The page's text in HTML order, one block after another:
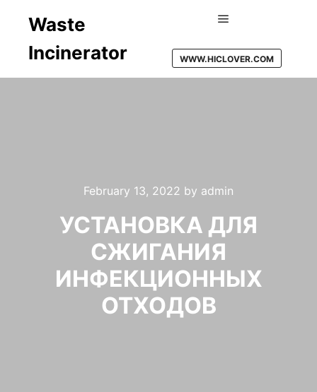
Waste
Incinerator
WWW.HICLOVER.COM
February 13, 2022 by admin
УСТАНОВКА ДЛЯ
СЖИГАНИЯ
ИНФЕКЦИОННЫХ
ОТХОДОВ